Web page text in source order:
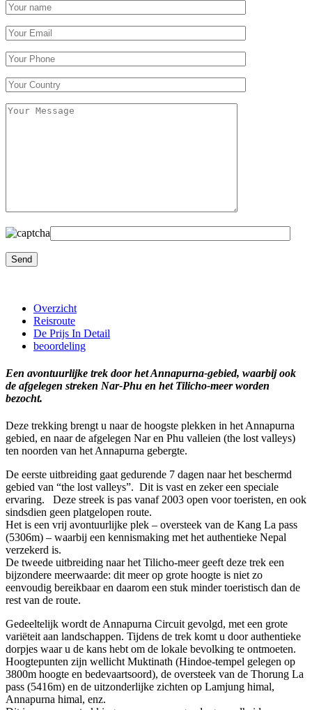
Overzicht
Reisroute
De Prijs In Detail
beoordeling
Een avontuurlijke trek door het Annapurna-gebied, waarbij ook
de afgelegen streken Nar-Phu en het Tilicho-meer worden
bezocht.
Deze trekking brengt u naar de hoogste plekken in het Annapurna
gebied, en naar de afgelegen Nar en Phu valleien (the lost valleys)
ten noorden van het Annapurna gebergte.
De eerste uitbreiding gaat gedurende 7 dagen naar het beschermd
gebied van “the lost valleys”. Dit is vast en zeker een speciale
ervaring. Deze streek is pas vanaf 2003 open voor toeristen, en ook
sindsdien geen platgelopen route.
Het is een vrij avontuurlijke plek – oversteek van de Kang La pass
(5306m) – waarbij een kennismaking met het authentieke Nepal
verzekerd is.
De tweede uitbreiding naar het Tilicho-meer geeft deze trek een
bijzondere meerwaarde: dit meer op grote hoogte is niet zo
eenvoudig bereikbaar en daarom een stuk minder toeristisch dan de
rest van de route.
Gedeeltelijk wordt de Annapurna Circuit gevolgd, met een grote
variëteit aan landschappen. Tijdens de trek komt u door authentieke
dorpjes waar u de kans hebt om de lokale bevolking te ontmoeten.
Hoogtepunten zijn wellicht Muktinath (Hindoe-tempel gelegen op
3800m hoogte en bedevaartsoord), de oversteek van de Thorung La
pass (5416m) en de uitzonderlijke zichten op Lamjung himal,
Annapurna himal, enz.